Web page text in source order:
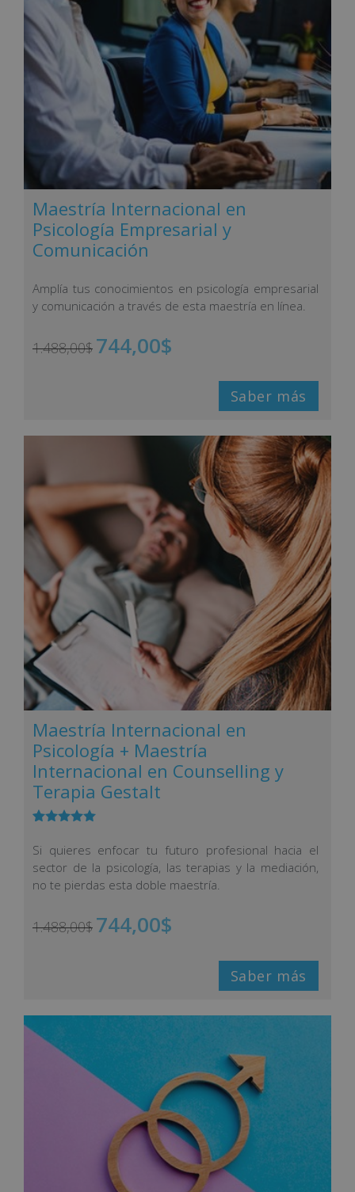
Maestría Internacional en
Psicología Empresarial y
Comunicación
Amplía tus conocimientos en psicología empresarial
y comunicación a través de esta maestría en línea.
1.488,00$ 744,00$
Saber más
Maestría Internacional en
Psicología + Maestría
Internacional en Counselling y
Terapia Gestalt
con
5.00
5 en base
a
valoracione
s de
Si quieres enfocar tu futuro profesional hacia el
sector de la psicología, las terapias y la mediación,
no te pierdas esta doble maestría.
1.488,00$ 744,00$
Saber más